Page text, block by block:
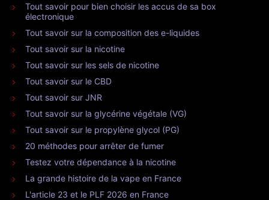
Tout savoir pour bien choisir les accus de sa box
électronique
Tout savoir sur la composition des e-liquides
Tout savoir sur la nicotine
Tout savoir sur les sels de nicotine
Tout savoir sur le CBD
Tout savoir sur JNR
Tout savoir sur la glycérine végétale (VG)
Tout savoir sur le propylène glycol (PG)
20 méthodes pour arrêter de fumer
Testez votre dépendance à la nicotine
La grande histoire de la vape en France
L'article 23 et le PLF 2026 en France